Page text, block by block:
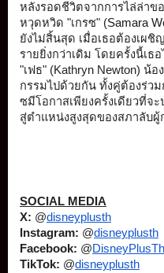
หลังรอดชีวิตจากการไล่ล่าข
หวุดหวิด "เกรซ" (Samara
ยังไม่สิ้นสุด เมื่อเธอต้องเผชิ
รายยิ่งกว่าเดิม โดยครั้งนี้เธ
"เฟธ" (Kathryn Newton) น้
กรรมไปด้วยกัน ทั้งคู่ต้องร่ว
ซมีโอกาสเพียงครั้งเดียวที่จะ
สู่ตำแหน่งสูงสุดของสภาลับผู้
SOCIAL MEDIA
X: @disneyplusth
Instagram: @disneyplusth
Facebook: @
TikTok: @disneyplusth